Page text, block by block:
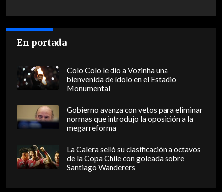
En portada
Colo Colo le dio a Vozinha una
bienvenida de ídolo en el Estadio
Monumental
Gobierno avanza con vetos para eliminar
normas que introdujo la oposición a la
megarreforma
La Calera selló su clasificación a octavos
de la Copa Chile con goleada sobre
Santiago Wanderers